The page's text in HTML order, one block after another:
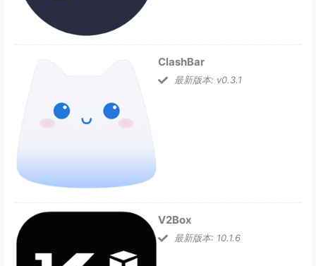
ClashBar
最新版本: v0.3.1
V2Box
最新版本: 10.1.6